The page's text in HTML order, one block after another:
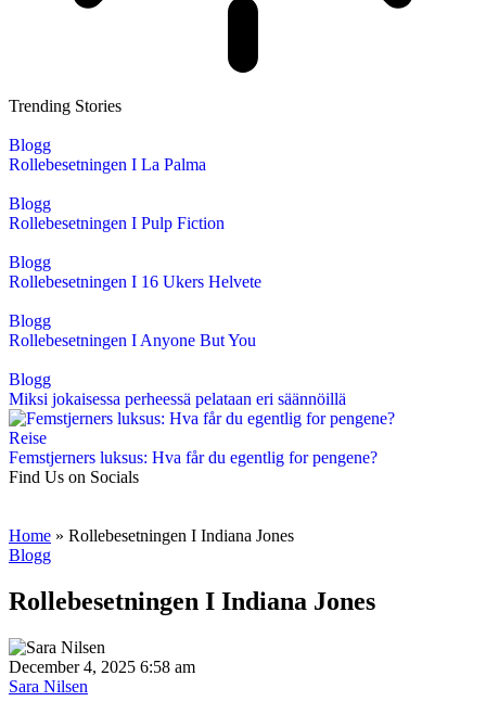
Trending Stories
Blogg
Rollebesetningen I La Palma
Blogg
Rollebesetningen I Pulp Fiction
Blogg
Rollebesetningen I 16 Ukers Helvete
Blogg
Rollebesetningen I Anyone But You
Blogg
Miksi jokaisessa perheessä pelataan eri säännöillä
Reise
Femstjerners luksus: Hva får du egentlig for pengene?
Find Us on Socials
Home » Rollebesetningen I Indiana Jones
Blogg
Rollebesetningen I Indiana Jones
December 4, 2025 6:58 am
Sara Nilsen